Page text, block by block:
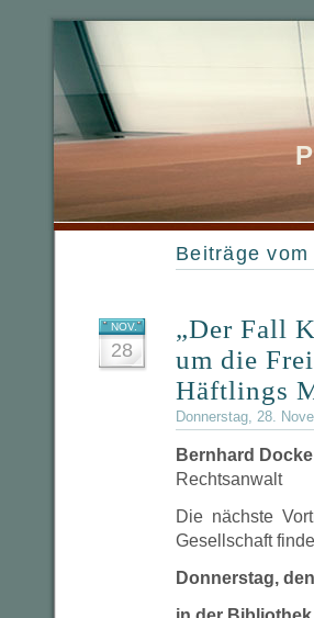
P
Beiträge
NOV.
28
„Der Fall
um die
Häftlings
Donnerstag, 28.
Bernhard Docke
Rechtsanwalt
Die nächste
Gesellschaft
Donnerstag,